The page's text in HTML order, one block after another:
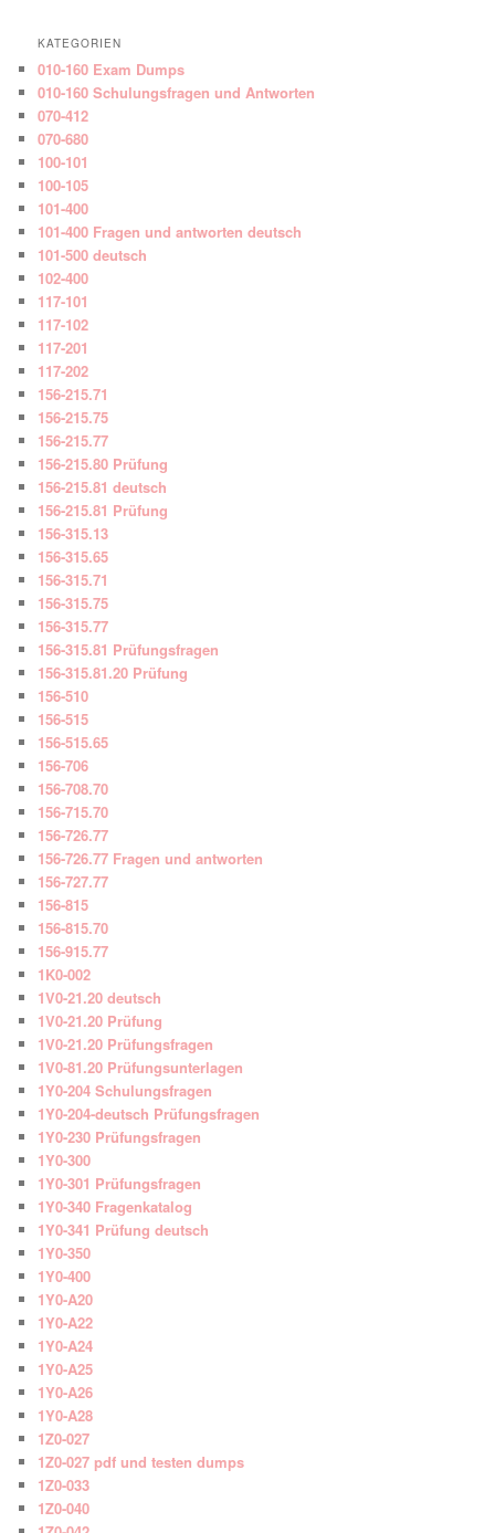
KATEGORIEN
010-160 Exam Dumps
010-160 Schulungsfragen und Antworten
070-412
070-680
100-101
100-105
101-400
101-400 Fragen und antworten deutsch
101-500 deutsch
102-400
117-101
117-102
117-201
117-202
156-215.71
156-215.75
156-215.77
156-215.80 Prüfung
156-215.81 deutsch
156-215.81 Prüfung
156-315.13
156-315.65
156-315.71
156-315.75
156-315.77
156-315.81 Prüfungsfragen
156-315.81.20 Prüfung
156-510
156-515
156-515.65
156-706
156-708.70
156-715.70
156-726.77
156-726.77 Fragen und antworten
156-727.77
156-815
156-815.70
156-915.77
1K0-002
1V0-21.20 deutsch
1V0-21.20 Prüfung
1V0-21.20 Prüfungsfragen
1V0-81.20 Prüfungsunterlagen
1Y0-204 Schulungsfragen
1Y0-204-deutsch Prüfungsfragen
1Y0-230 Prüfungsfragen
1Y0-300
1Y0-301 Prüfungsfragen
1Y0-340 Fragenkatalog
1Y0-341 Prüfung deutsch
1Y0-350
1Y0-400
1Y0-A20
1Y0-A22
1Y0-A24
1Y0-A25
1Y0-A26
1Y0-A28
1Z0-027
1Z0-027 pdf und testen dumps
1Z0-033
1Z0-040